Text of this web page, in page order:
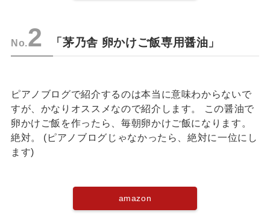
No.2 「茅乃舎 卵かけご飯専用醤油」
ピアノブログで紹介するのは本当に意味わからないで
すが、かなりオススメなので紹介します。 この醤油で
卵かけご飯を作ったら、毎朝卵かけご飯になります。
絶対。 (ピアノブログじゃなかったら、絶対に一位にし
ます)
amazon